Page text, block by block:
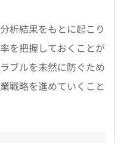
析結果をもとに起こり
を把握しておくことが
ブルを未然に防ぐため
戦略を進めていくこと